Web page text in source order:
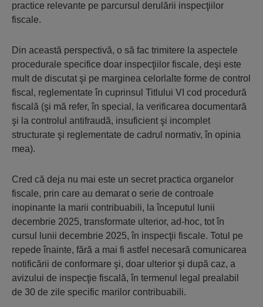
practice relevante pe parcursul derulării inspecţiilor
fiscale.
Din această perspectivă, o să fac trimitere la aspectele
procedurale specifice doar inspecţiilor fiscale, deşi este
mult de discutat şi pe marginea celorlalte forme de control
fiscal, reglementate în cuprinsul Titlului VI cod procedură
fiscală (şi mă refer, în special, la verificarea documentară
şi la controlul antifraudă, insuficient şi incomplet
structurate şi reglementate de cadrul normativ, în opinia
mea).
Cred că deja nu mai este un secret practica organelor
fiscale, prin care au demarat o serie de controale
inopinante la marii contribuabili, la începutul lunii
decembrie 2025, transformate ulterior, ad-hoc, tot în
cursul lunii decembrie 2025, în inspecţii fiscale. Totul pe
repede înainte, fără a mai fi astfel necesară comunicarea
notificării de conformare şi, doar ulterior şi după caz, a
avizului de inspecţie fiscală, în termenul legal prealabil
de 30 de zile specific marilor contribuabili.